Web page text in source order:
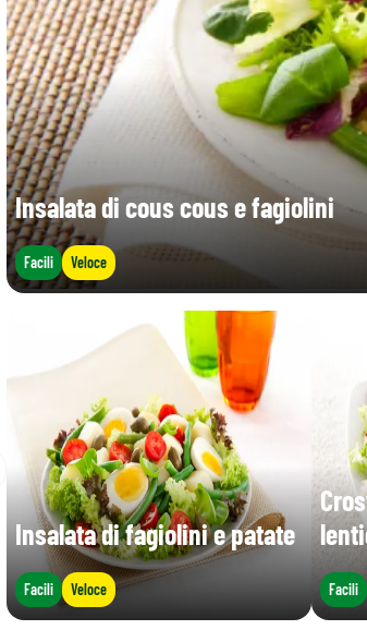
Insalata di cous cous e fagiolini
Facili Veloce
Insalata di fagiolini e patate
Facili Veloce Facili